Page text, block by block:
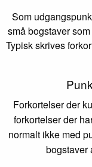
Som
små bogstaver
Typisk skrives
Forkortelser der
forkortelser der
normalt ikke med
bogstaver